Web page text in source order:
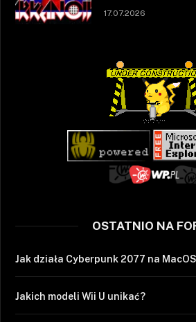
17.07.2026
OSTATNIO NA
Jak działa Cyberpunk 2077 na
Jakich modeli Wii U unikać?